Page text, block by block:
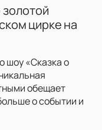
цирке на
шоу «Сказка о
обещает
о событии и